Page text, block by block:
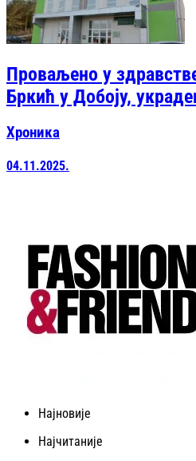
Проваљено у
Бркић у Добоју,
Хроника
04.11.2025.
Најновије
Најчитаније